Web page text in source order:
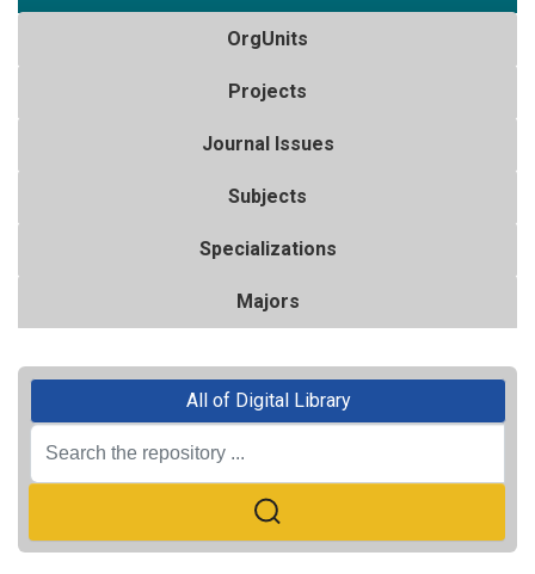
OrgUnits
Projects
Journal Issues
Subjects
Specializations
Majors
All of Digital Library